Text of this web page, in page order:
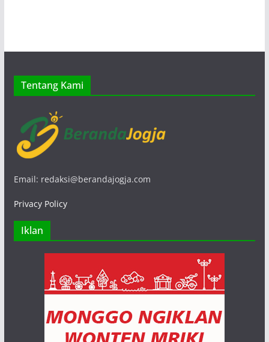
Tentang Kami
Email: redaksi@berandajogja.com
Privacy Policy
Iklan